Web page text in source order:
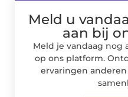
Meld u
aan bij
Meld je vandaag nog
op ons platform.
ervaringen